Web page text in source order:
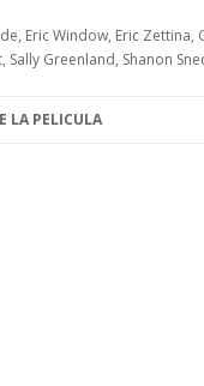
Eric Window, Eric Zettina,
Greenland, Shanon
LA PELICULA